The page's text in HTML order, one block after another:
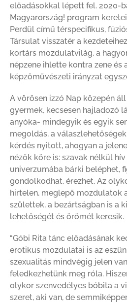
előadásokkal lépett fel. 2020-
Magyarország! program
Perdül című térspecifikus,
Társulat visszatér a
kortárs mozdulatvilág, a
népzene ihlette kontra zene és
képzőművészeti irányzat
A vörösen izzó Nap közepén
gyermek, kecsesen hajladozó
anyóka- mindegyik és egyik
megoldás, a
kérdés nyitott, ahogyan a
nézők köre is: szavak nélkül
univerzumába bárki beléphet,
gondolkodhat, érezhet. Az
hirtelen, meglepő mozdulatok
születtek, a bezártságban is a
lehetőségét és örömét keresik.
“Góbi Rita tánc előadásának
erotikus mozdulatai is az
szexualitás mindvégig jelen
feledkezhetünk meg róla.
olykor szenvedélyes bóbita a
szeret, aki van, de